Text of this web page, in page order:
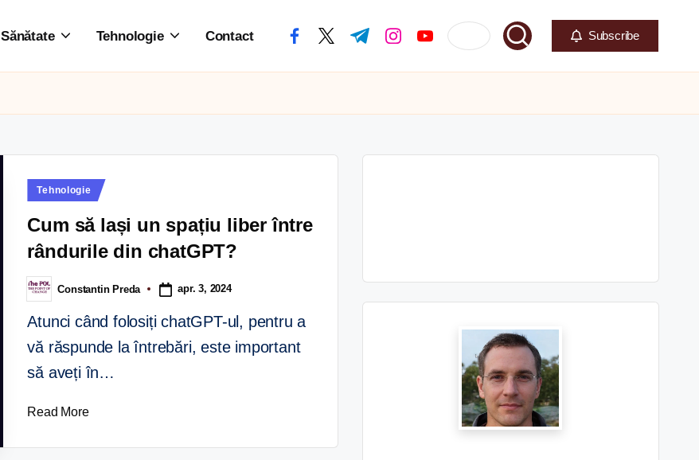
Sănătate Tehnologie Contact Subscribe
Tehnologie
Cum să lași un spațiu liber între
rândurile din chatGPT?
Constantin Preda apr. 3, 2024
Atunci când folosiți chatGPT-ul, pentru a
vă răspunde la întrebări, este important
să aveți în…
Read More